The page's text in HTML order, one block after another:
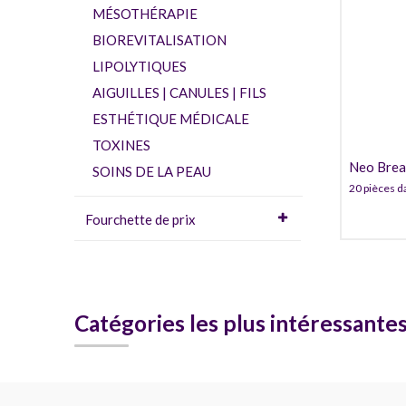
MÉSOTHÉRAPIE
BIOREVITALISATION
LIPOLYTIQUES
AIGUILLES | CANULES | FILS
ESTHÉTIQUE MÉDICALE
TOXINES
SOINS DE LA PEAU
Fourchette de prix
Neo
20 pièces
Catégories les plus